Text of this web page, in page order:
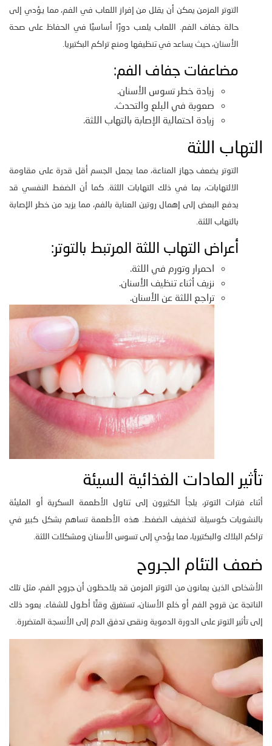
التوتر المزمن يمكن أن يقلل من إفراز اللعاب في الفم، مما يؤدي إلى
حالة جفاف الفم. اللعاب يلعب دورًا أساسيًا في الحفاظ على صحة
الأسنان، حيث يساعد في تنظيفها ومنع تراكم البكتيريا.
مضاعفات جفاف الفم:
زيادة خطر تسوس الأسنان.
صعوبة في البلع والتحدث.
زيادة احتمالية الإصابة بالتهاب اللثة.
التهاب اللثة
التوتر يضعف جهاز المناعة، مما يجعل الجسم أقل قدرة على مقاومة
الالتهابات، بما في ذلك التهابات اللثة. كما أن الضغط النفسي قد
يدفع البعض إلى إهمال روتين العناية بالفم، مما يزيد من خطر الإصابة
بالتهاب اللثة.
أعراض التهاب اللثة المرتبط بالتوتر:
احمرار وتورم في اللثة.
نزيف أثناء تنظيف الأسنان.
تراجع اللثة عن الأسنان.
تأثير العادات الغذائية السيئة
أثناء فترات التوتر، يلجأ الكثيرون إلى تناول الأطعمة السكرية أو المليئة
بالنشويات كوسيلة لتخفيف الضغط. هذه الأطعمة تساهم بشكل كبير في
تراكم البلاك والبكتيريا، مما يؤدي إلى تسوس الأسنان ومشكلات اللثة.
ضعف التئام الجروح
الأشخاص الذين يعانون من التوتر المزمن قد يلاحظون أن جروح الفم، مثل تلك
الناتجة عن قروح الفم أو خلع الأسنان، تستغرق وقتًا أطول للشفاء. يعود ذلك
إلى تأثير التوتر على الدورة الدموية ونقص تدفق الدم إلى الأنسجة المتضررة.